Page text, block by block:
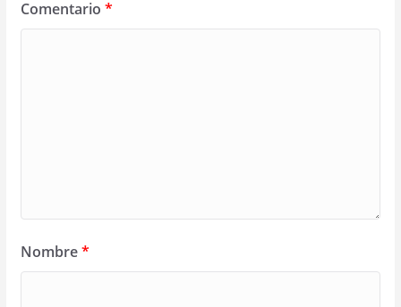
Comentario *
Nombre*